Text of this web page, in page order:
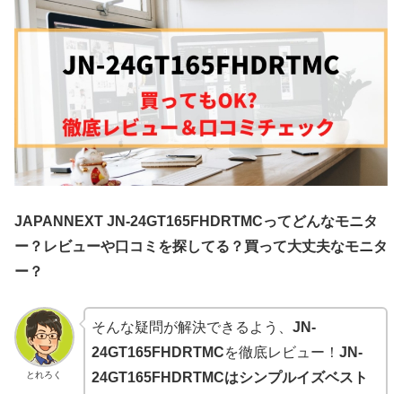
JAPANNEXT JN-24GT165FHDRTMCってどんなモニタ
ー？レビューや口コミを探してる？買って大丈夫なモニタ
ー？
とれろく
そんな疑問が解決できるよう、 JN-
24GT165FHDRTMCを徹底レビュー！ JN-
24GT165FHDRTMCはシンプルイズベスト